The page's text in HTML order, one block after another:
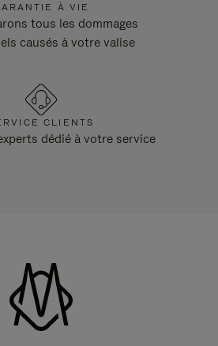
À VIE
tous les dommages
causés à votre valise
CLIENTS
dédié à votre service